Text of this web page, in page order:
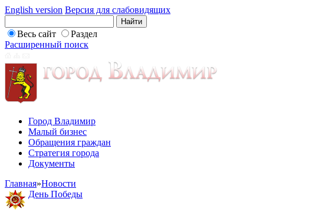
English version Версия для слабовидящих
Весь сайт
Раздел
Расширенный поиск
Город Владимир
Малый бизнес
Обращения граждан
Стратегия города
Документы
Главная»Новости
День Победы